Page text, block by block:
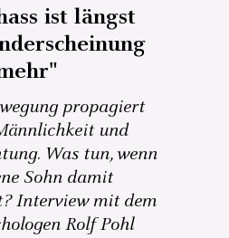
ist längst
propagiert
und
Was tun, wenn
Sohn damit
Interview mit dem
Rolf Pohl